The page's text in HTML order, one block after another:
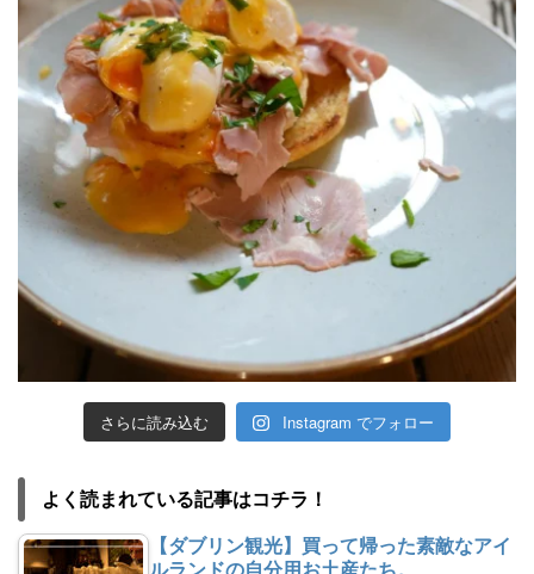
さらに読み込む Instagram でフォロー
よく読まれている記事はコチラ！
【ダブリン観光】買って帰った素敵なアイ